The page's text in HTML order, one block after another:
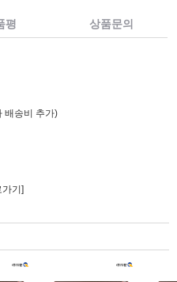
평 상품문의
배송비 추가)
가기]